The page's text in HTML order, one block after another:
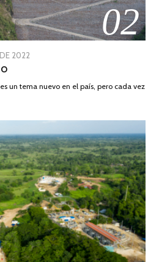
02
2022
DE
un tema nuevo en el país, pero cada vez